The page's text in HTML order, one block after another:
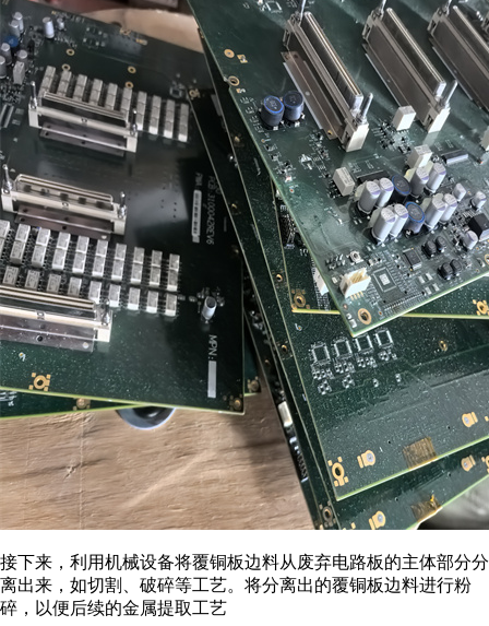
接下来，利用机械设备将覆铜板边料从废弃电路板的主体部分分
离出来，如切割、破碎等工艺。将分离出的覆铜板边料进行粉
碎，以便后续的金属提取工艺